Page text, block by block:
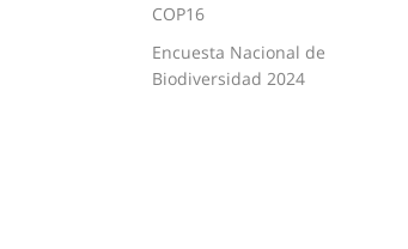
COP16
Encuesta Nacional de
Biodiversidad 2024